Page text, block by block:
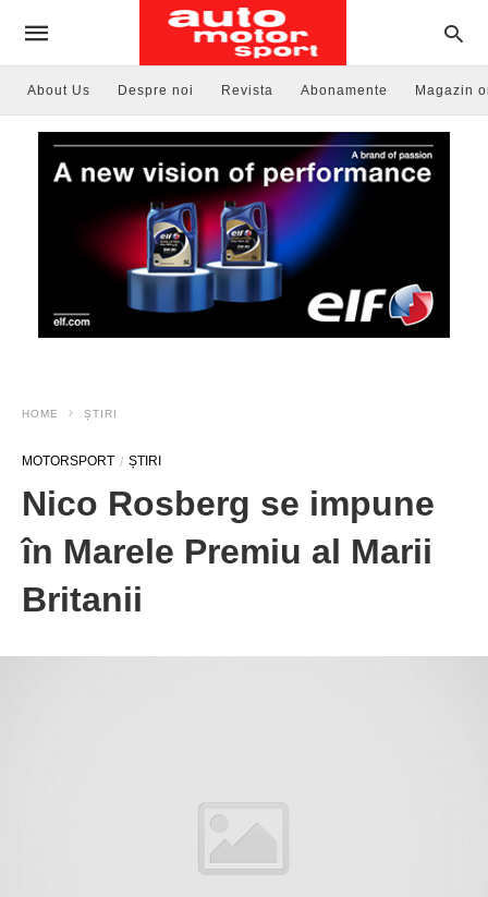
About Us Despre noi Revista Abonamente Magazin
HOME ȘTIRI
MOTORSPORT ȘTIRI
Nico Rosberg se impune
în Marele Premiu al Marii
Britanii